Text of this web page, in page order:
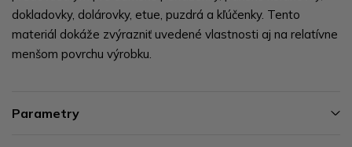
dokladovky, dolárovky, etue, puzdrá a kľúčenky. Tento
materiál dokáže zvýrazniť uvedené vlastnosti aj na relatívne
menšom povrchu výrobku.
Parametry